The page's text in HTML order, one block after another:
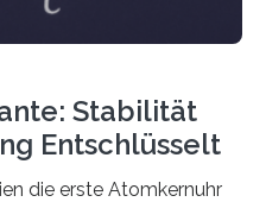
Stabilität
Entschlüsselt
die erste Atomkernuhr